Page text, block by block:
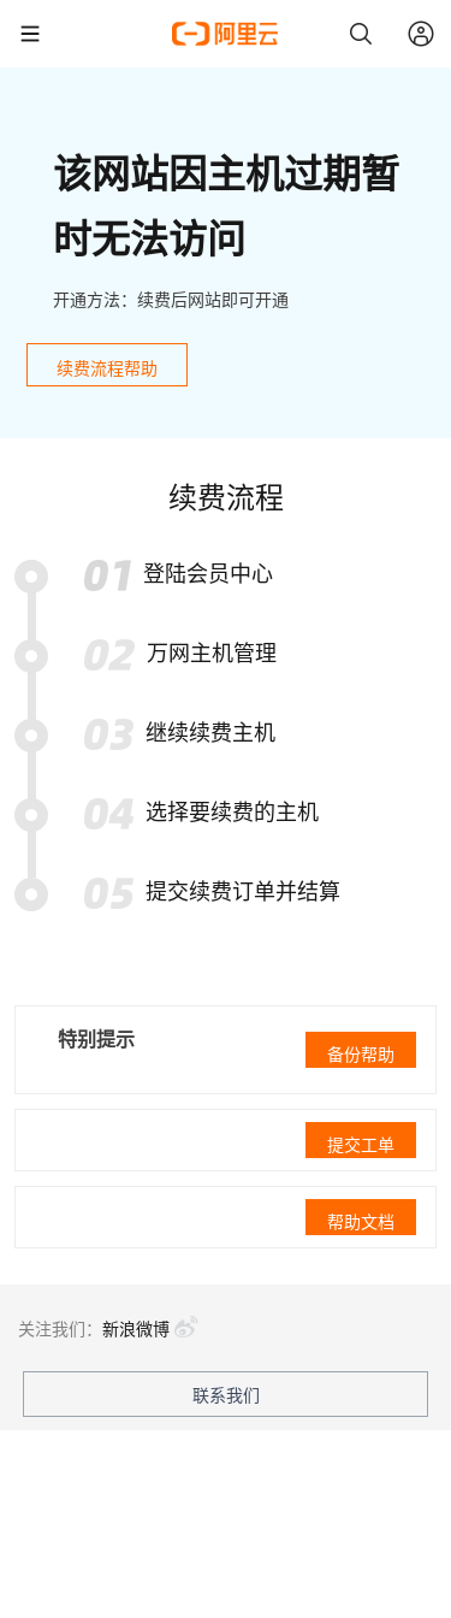
该网站因主机过期暂
时无法访问
开通方法：续费后网站即可开通
续费流程帮助
续费流程
登陆会员中心
万网主机管理
继续续费主机
选择要续费的主机
提交续费订单并结算
特别提示
备份帮助
提交工单
帮助文档